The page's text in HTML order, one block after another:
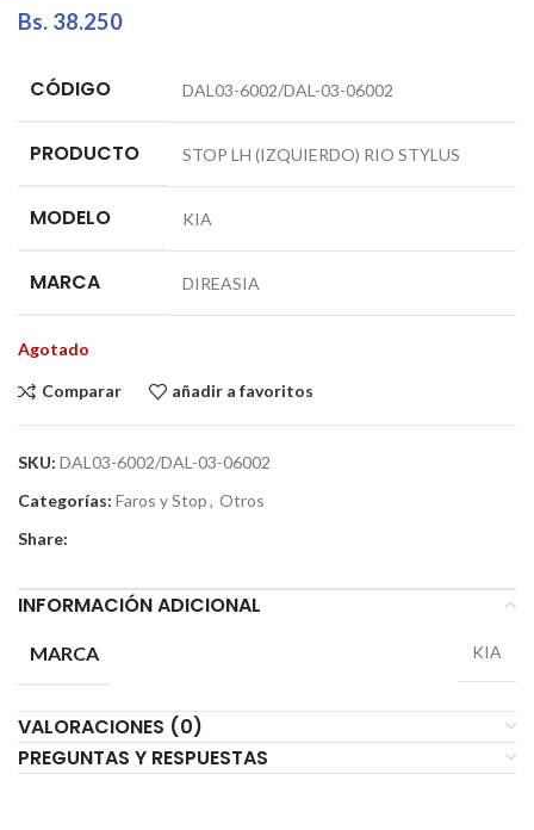
Bs. 38.250
CÓDIGO DAL03-6002/DAL-03-06002
PRODUCTO STOP LH (IZQUIERDO) RIO STYLUS
MODELO KIA
MARCA DIREASIA
Agotado
Comparar añadir a favoritos
SKU: DAL03-6002/DAL-03-06002
Categorías: Faros y Stop, Otros
Share:
INFORMACIÓN ADICIONAL
MARCA KIA
VALORACIONES (0)
PREGUNTAS Y RESPUESTAS